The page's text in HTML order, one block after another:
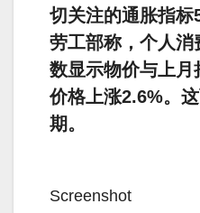
切关注的通胀指
劳工部称，个人消
数显示物价与上月
价格上涨2.6%。
期。
Screenshot